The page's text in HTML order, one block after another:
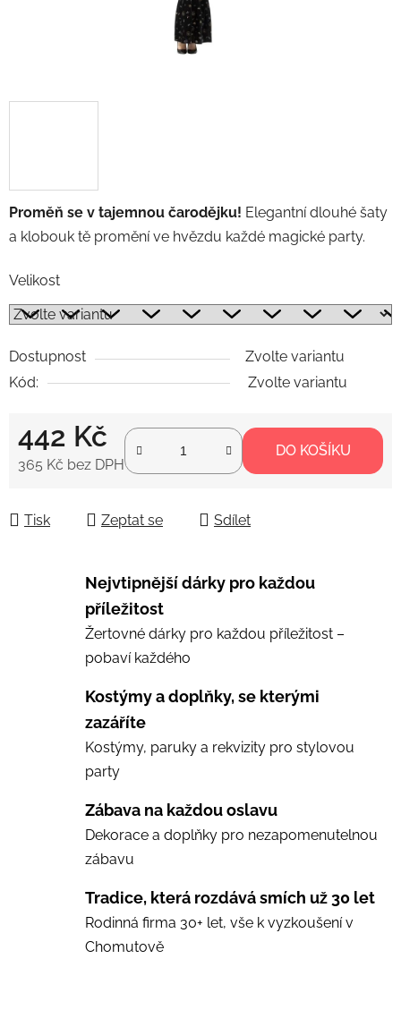
Proměň se v tajemnou čarodějku! Elegantní dlouhé šaty
a klobouk tě promění ve hvězdu každé magické party.
Velikost
Dostupnost
Zvolte variantu
Kód:
Zvolte variantu
442 Kč
365 Kč bez DPH
DO KOŠÍKU
Tisk Zeptat se Sdílet
Nejvtipnější dárky pro každou
příležitost
Žertovné dárky pro každou příležitost –
pobaví každého
Kostýmy a doplňky, se kterými
zazáříte
Kostýmy, paruky a rekvizity pro stylovou
party
Zábava na každou oslavu
Dekorace a doplňky pro nezapomenutelnou
zábavu
Tradice, která rozdává smích už 30 let
Rodinná firma 30+ let, vše k vyzkoušení v
Chomutově